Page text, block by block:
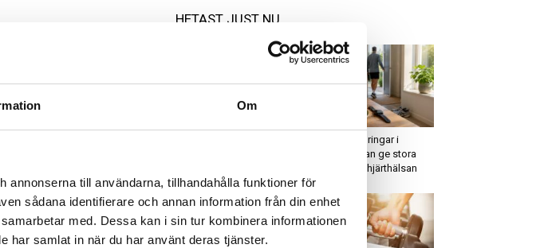
Om
annonserna till användarna, tillhandahålla funktioner för
sådana identifierare och annan information från din enhet
med. Dessa kan i sin tur kombinera informationen
har samlat in när du har använt deras tjänster.
HETAST JUST NU
Små förändringar i
vardagen kan ge stora
effekter på hjärthälsan